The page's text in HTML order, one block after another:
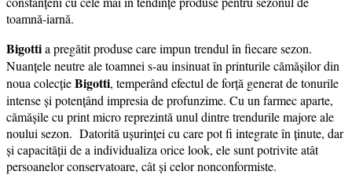
toamnă-iarnă.
Bigottia pregătit produse care impun trendul în fiecare sezon.
Nuanțele neutre ale toamnei s-au insinuat în printurile cămășilor din
noua colecțieBigotti, temperând efectul de forță generat de tonurile
intense și potențând impresia de profunzime. Cu un farmec aparte,
cămășile cu print micro reprezintă unul dintre trendurile majore ale
noului sezon. Datorită ușurinței cu care pot fi integrate în ținute, dar
și capacității de a individualiza orice look, ele sunt potrivite atât
persoanelor conservatoare, cât și celor nonconformiste.